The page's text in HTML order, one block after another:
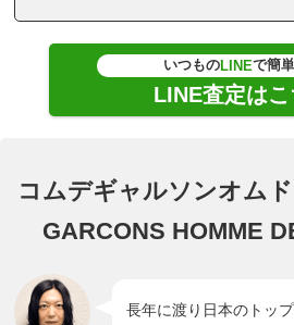
いつものLINEで簡
LINE査定はこ
コムデギャルソンオム
GARCONS HOMME
長年に渡り日本のトッ